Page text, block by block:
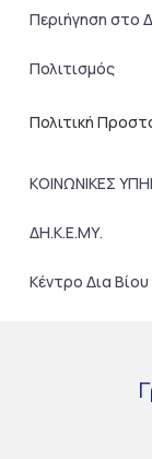
Περιήγηση στο
Πολιτισμός
Πολιτική
ΚΟΙΝΩΝΙΚΕΣ
ΔΗ.Κ.Ε.ΜΥ.
Κέντρο Δια